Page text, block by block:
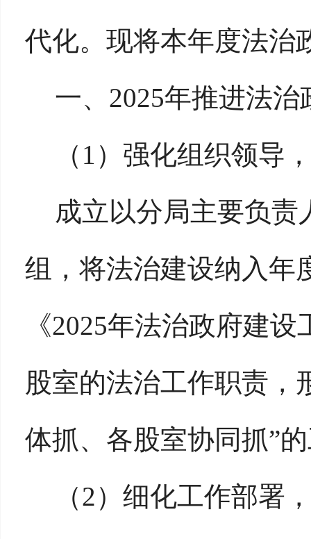
代化。现将本年度法治
一、 2025年推进法
（ 1）强化组织领导
成立以分局主要负
组，将法治建设纳入年
《2025年法治政府建
股室的法治工作职责，
体抓、各股室协同抓”
（2）细化工作部署